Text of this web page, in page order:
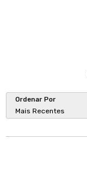
Ordenar Por
Mais Recentes